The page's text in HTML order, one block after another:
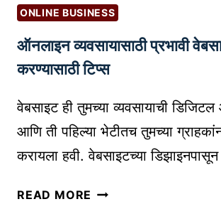
ONLINE BUSINESS
ऑनलाइन व्यवसायासाठी प्रभावी
करण्यासाठी टिप्स
वेबसाइट ही तुमच्या व्यवसायाची
आणि ती पहिल्या भेटीतच तुमच्या
करायला हवी. वेबसाइटच्या
READ MORE ऑ